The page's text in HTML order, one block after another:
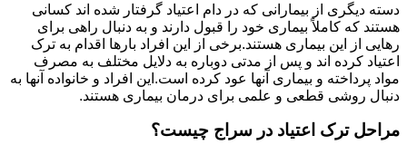
دسته دیگری از بیمارانی که در دام اعتیاد گرفتار شده اند کسانی
هستند که کاملاً بیماری خود را قبول دارند و به دنبال راهی برای
رهایی از این بیماری هستند.برخی از این افراد بارها اقدام به ترک
اعتیاد کرده اند و پس از مدتی دوباره به دلایل مختلف به مصرف
مواد پرداخته و بیماری آنها عود کرده است.این افراد و خانواده آنها به
دنبال روشی قطعی و علمی برای درمان بیماری هستند.
مراحل ترک اعتیاد در سراج چیست؟